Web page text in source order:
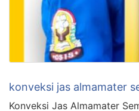
konveksi jas almamater
Konveksi Jas Almamater